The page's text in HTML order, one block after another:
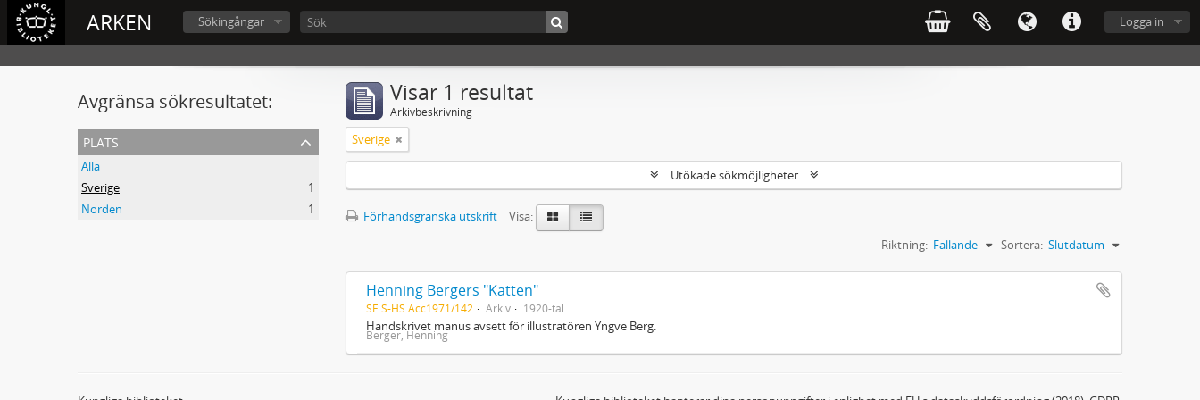
ARKEN Logga in
Sökingångar
Avgränsa sökresultatet:
plats
Alla
Sverige
1
Norden
1
Visar 1 resultat
Arkivbeskrivning
Sverige
Utökade sökmöjligheter
Förhandsgranska utskrift
Visa:
Sortera: Slutdatum
Riktning: Fallande
Henning Bergers "Katten"
SE S-HS Acc1971/142 Arkiv 1920-tal
Handskrivet manus avsett för illustratören Yngve Berg.
Berger, Henning